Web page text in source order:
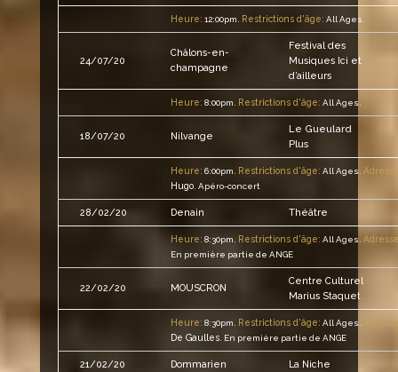
Heure: 12:00pm. Restrictions d'âge: All Ages.
24/07/20
Châlons-en-
champagne
Festival des
Musiques Ici et
d’ailleurs
Heure: 8:00pm. Restrictions d'âge: All Ages.
18/07/20 Nilvange
Le Gueulard
Plus
Heure: 6:00pm. Restrictions d'âge: All Ages.
Hugo. Apéro-concert
28/02/20 Denain Théâtre
Heure: 8:30pm. Restrictions d'âge: All Ages.
En première partie de ANGE
22/02/20 MOUSCRON
Centre Culturel
Marius Staquet
Heure: 8:30pm. Restrictions d'âge: All Ages.
De Gaulles. En première partie de ANGE
21/02/20 Dommarien La Niche